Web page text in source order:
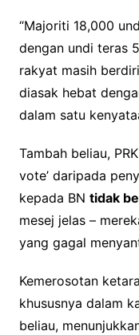
“Majoriti 18,000
dengan undi teras
rakyat masih
diasak hebat
dalam satu
Tambah beliau,
vote’ daripada
kepada BN tidak
mesej jelas –
yang gagal
Kemerosotan
khususnya dalam
beliau,